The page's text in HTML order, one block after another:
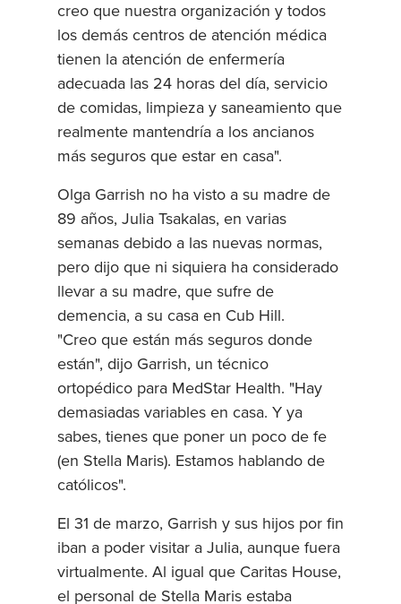
creo que nuestra organización y todos
los demás centros de atención médica
tienen la atención de enfermería
adecuada las 24 horas del día, servicio
de comidas, limpieza y saneamiento que
realmente mantendría a los ancianos
más seguros que estar en casa".
Olga Garrish no ha visto a su madre de
89 años, Julia Tsakalas, en varias
semanas debido a las nuevas normas,
pero dijo que ni siquiera ha considerado
llevar a su madre, que sufre de
demencia, a su casa en Cub Hill.
"Creo que están más seguros donde
están", dijo Garrish, un técnico
ortopédico para MedStar Health. "Hay
demasiadas variables en casa. Y ya
sabes, tienes que poner un poco de fe
(en Stella Maris). Estamos hablando de
católicos".
El 31 de marzo, Garrish y sus hijos por fin
iban a poder visitar a Julia, aunque fuera
virtualmente. Al igual que Caritas House,
el personal de Stella Maris estaba